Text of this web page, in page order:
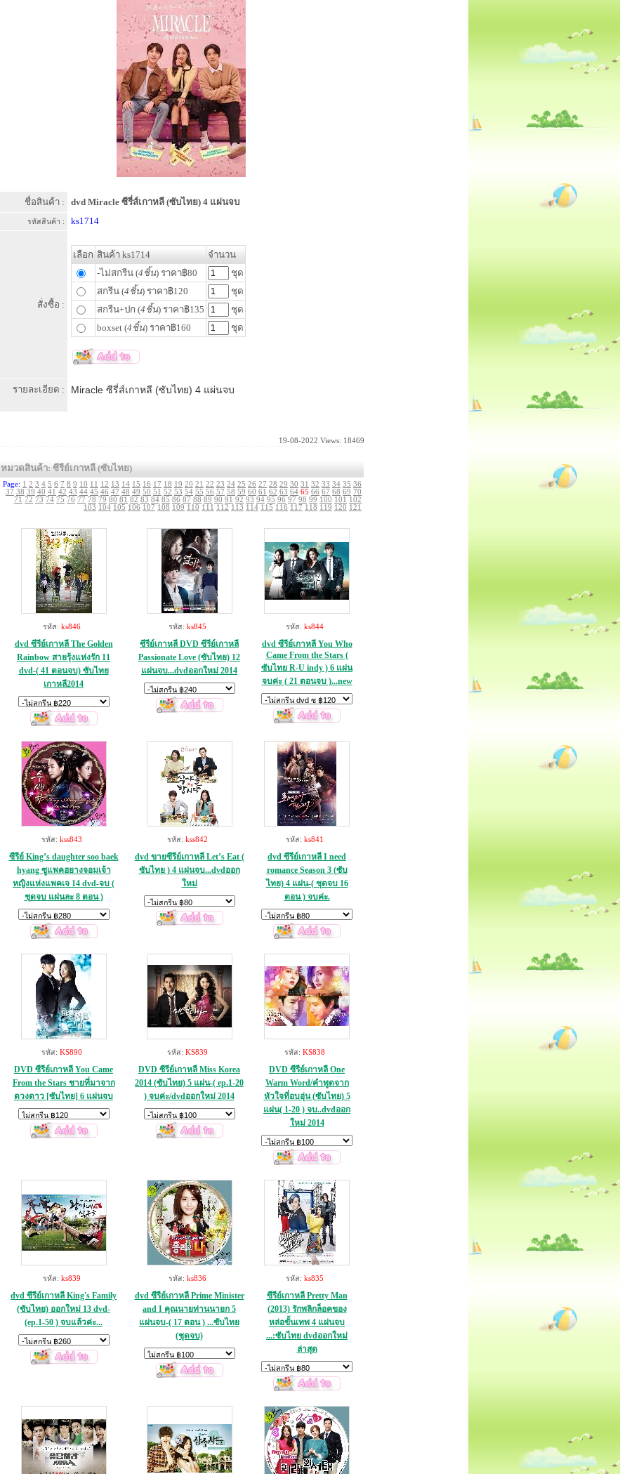
ชื่อสินค้า : dvd Miracle ซีรี่ส์เกาหลี (ซับไทย) 4 แผ่นจบ
รหัสสินค้า : ks1714
สั่งซื้อ :
เลือก สินค้า ks1714
จำนวน
-ไม่สกรีน (4ชิ้น) ราคา฿80
ชุด
สกรีน (4ชิ้น) ราคา฿120
ชุด
สกรีน+ปก (4ชิ้น) ราคา฿135
ชุด
boxset (4ชิ้น) ราคา฿160 ชุด
รายละเอียด : Miracle ซีรี่ส์เกาหลี (ซับไทย) 4 แผ่นจบ
19-08-2022 Views: 18469
หมวดสินค้า: ซีรีย์เกาหลี (ซับไทย)
Page: 1 2 3 4 5 6 7 8 9 10 11 12 13 14 15 16 17 18 19 20 21 22 23 24 25 26 27 28 29 30 31 32 33 34 35 36
37 38 39 40 41 42 43 44 45 46 47 48 49 50 51 52 53 54 55 56 57 58 59 60 61 62 63 64 65 66 67 68 69 70
71 72 73 74 75 76 77 78 79 80 81 82 83 84 85 86 87 88 89 90 91 92 93 94 95 96 97 98 99 100 101
102
103 104 105 106 107 108 109 110 111 112 113 114 115 116 117 118 119 120 121
รหัส: ks846
dvd ซีรีย์เกาหลี The Golden
Rainbow สายรุ้งแห่งรัก 11
dvd-( 41 ตอนจบ) ซับไทย
เกาหลี2014
รหัส: ks845
ซีรีย์เกาหลี DVD ซีรีย์เกาหลี
Passionate Love (ซับไทย) 12
แผ่นจบ...dvdออกใหม่ 2014
รหัส: ks844
dvd ซีรีย์เกาหลี You Who
Came From the Stars (
ซับไทย R-U indy ) 6 แผ่น
จบค่ะ ( 21 ตอนจบ )...new
รหัส: kss843
ซีรีย์ King’s daughter soo baek
hyang ซูแพคฮยางจอมเจ้า
หญิงแห่งแพคเจ 14 dvd-จบ (
ชุดจบ แผ่นละ 8 ตอน )
รหัส: kss842
dvd ขายซีรีย์เกาหลี Let’s Eat (
ซับไทย ) 4 แผ่นจบ...dvdออก
ใหม่
รหัส: ks841
dvd ซีรีย์เกาหลี I need
romance Season 3 (ซับ
ไทย) 4 แผ่น-( ชุดจบ 16
ตอน ) จบค่ะ.
รหัส: KS890
DVD ซีรีย์เกาหลี You Came
From the Stars ชายที่มาจาก
ดวงดาว [ซับไทย] 6 แผ่นจบ
รหัส: KS839
DVD ซีรีย์เกาหลี Miss Korea
2014 (ซับไทย) 5 แผ่น-( ep.1-20
) จบค่ะ/dvdออกใหม่ 2014
รหัส: KS838
DVD ซีรีย์เกาหลี One
Warm Word/คำพูดจาก
หัวใจที่อบอุ่น (ซับไทย) 5
แผ่น( 1-20 ) จบ..dvdออก
ใหม่ 2014
รหัส: ks839
dvd ซีรีย์เกาหลี King's Family
(ซับไทย) ออกใหม่ 13 dvd-
(ep.1-50 ) จบแล้วค่ะ...
รหัส: ks836
dvd ซีรีย์เกาหลี Prime Minister
and I คุณนายท่านนายก 5
แผ่นจบ-( 17 ตอน ) ...ซับไทย
(ชุดจบ)
รหัส: ks835
ซีรีย์เกาหลี Pretty Man
(2013) รักพลิกล็อคของ
หล่อขั้นเทพ 4 แผ่นจบ
...:ซับไทย dvdออกใหม่
ล่าสุด